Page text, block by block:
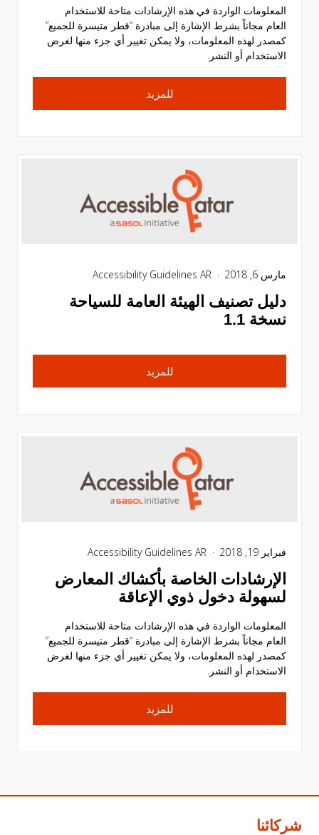
المعلومات الواردة في هذه الإرشادات متاحة للاستخدام
العام مجاناً بشرط الإشارة إلى مبادرة “قطر متيسرة للجميع”
كمصدر لهذه المعلومات، ولا يمكن تغيير أي جزء منها لغرض
الاستخدام أو النشر.
للمزيد
مارس 6, 2018 Accessibility Guidelines AR
دليل تصنيف الهيئة العامة للسياحة
نسخة 1.1
للمزيد
فبراير 19, 2018 Accessibility Guidelines AR
الإرشادات الخاصة بأكشاك المعارض
لسهولة دخول ذوي الإعاقة
المعلومات الواردة في هذه الإرشادات متاحة للاستخدام
العام مجاناً بشرط الإشارة إلى مبادرة “قطر متيسرة للجميع”
كمصدر لهذه المعلومات، ولا يمكن تغيير أي جزء منها لغرض
الاستخدام أو النشر.
للمزيد
شركائنا